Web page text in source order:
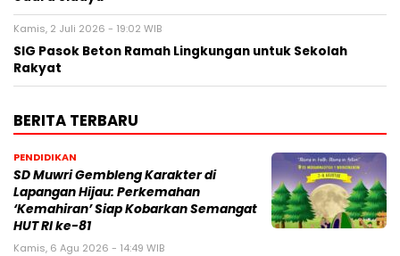
Kamis, 2 Juli 2026 - 19:02 WIB
SIG Pasok Beton Ramah Lingkungan untuk Sekolah
Rakyat
BERITA TERBARU
PENDIDIKAN
SD Muwri Gembleng Karakter di
Lapangan Hijau: Perkemahan
‘Kemahiran’ Siap Kobarkan Semangat
HUT RI ke-81
Kamis, 6 Agu 2026 - 14:49 WIB